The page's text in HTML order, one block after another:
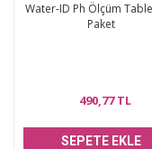
Water-ID Ph Ölçüm
Paket
490,77 TL
SEPETE EKLE